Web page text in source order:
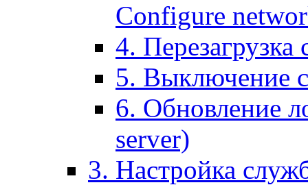
Configure
4. Перезагрузка
5. Выключение
6. Обновление
server)
3. Настройка